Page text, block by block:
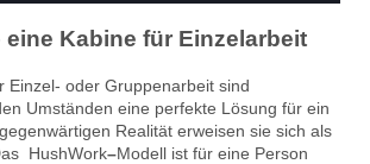
eine Kabine für Einzelarbeit
Einzel- oder Gruppenarbeit sind
Umständen eine perfekte Lösung für ein
Realität erweisen sie sich als
HushWork–Modell ist für eine Person